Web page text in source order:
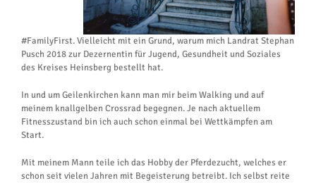
#FamilyFirst. Vielleicht mit ein Grund, warum mich Landrat Stephan
Pusch 2018 zur Dezernentin für Jugend, Gesundheit und Soziales
des Kreises Heinsberg bestellt hat.
In und um Geilenkirchen kann man mir beim Walking und auf
meinem knallgelben Crossrad begegnen. Je nach aktuellem
Fitnesszustand bin ich auch schon einmal bei Wettkämpfen am
Start.
Mit meinem Mann teile ich das Hobby der Pferdezucht, welches er
schon seit vielen Jahren mit Begeisterung betreibt. Ich selbst reite